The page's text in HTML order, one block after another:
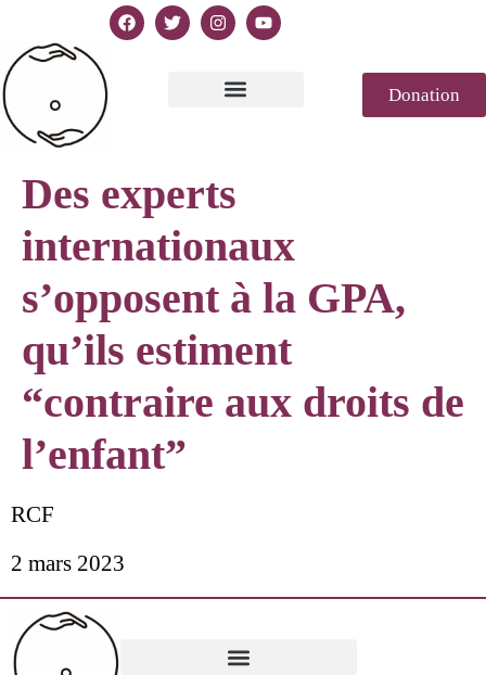
Donation
Des experts
internationaux
s’opposent à la GPA,
qu’ils estiment
“contraire aux droits de
l’enfant”
RCF
2 mars 2023